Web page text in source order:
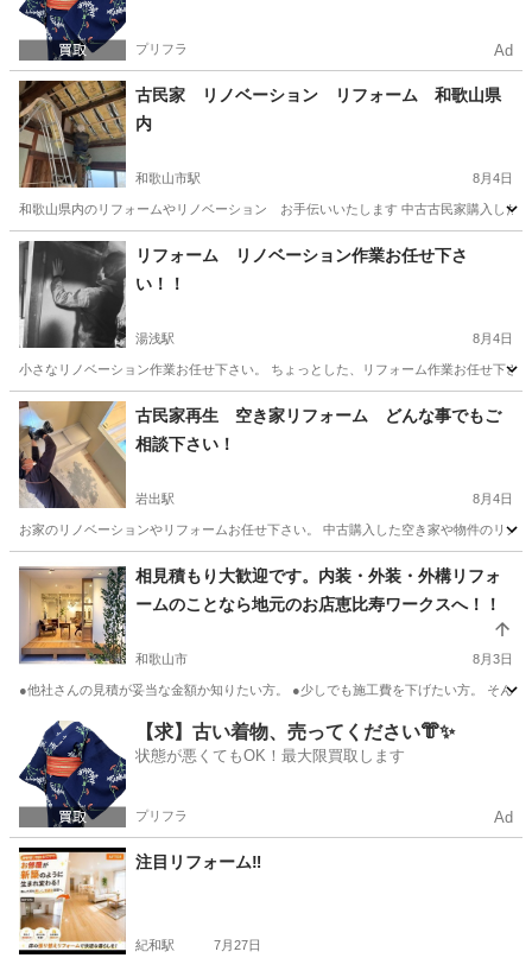
プリフラ Ad
古民家 リノベーション リフォーム 和歌山県
内
和歌山市駅 8月4日
和歌山県内のリフォームやリノベーション お手伝いいたします 中古古民家購入した
和歌山 和歌山市 和歌山市駅 リフォーム 無料
リフォーム リノベーション作業お任せ下さ
い！！
湯浅駅 8月4日
小さなリノベーション作業お任せ下さい。 ちょっとした、リフォーム作業お任せ下
和歌山 有田郡 湯浅駅 リフォーム
古民家再生 空き家リフォーム どんな事でもご
相談下さい！
岩出駅 8月4日
お家のリノベーションやリフォームお任せ下さい。 中古購入した空き家や物件のリ
和歌山 岩出市 岩出駅 リフォーム 物件
相見積もり大歓迎です。内装・外装・外構リフォ
ームのことなら地元のお店恵比寿ワークスへ！！
和歌山市 8月3日
●他社さんの見積が妥当な金額か知りたい方。 ●少しでも施工費を下げたい方。 そん
和歌山 和歌山市 リフォーム 大阪 泉佐野市 リフォーム
.com
【求】古い着物、売ってください👘✨
状態が悪くてもOK！最大限買取します
プリフラ Ad
注目リフォーム‼️
紀和駅 7月27日